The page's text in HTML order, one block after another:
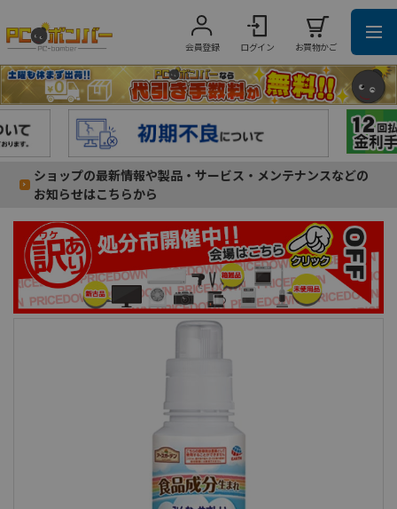
会員登録 ログイン お買物かご
ショップの最新情報や製品・サービス・メンテナンスなどの
お知らせはこちらから